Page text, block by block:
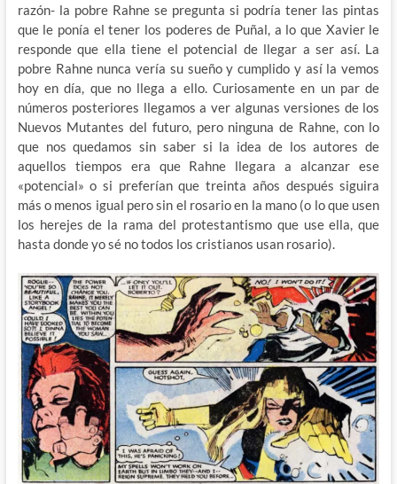
razón- la pobre Rahne se pregunta si podría tener las pintas
que le ponía el tener los poderes de Puñal, a lo que Xavier le
responde que ella tiene el potencial de llegar a ser así. La
pobre Rahne nunca vería su sueño y cumplido y así la vemos
hoy en día, que no llega a ello. Curiosamente en un par de
números posteriores llegamos a ver algunas versiones de los
Nuevos Mutantes del futuro, pero ninguna de Rahne, con lo
que nos quedamos sin saber si la idea de los autores de
aquellos tiempos era que Rahne llegara a alcanzar ese
«potencial» o si preferían que treinta años después siguira
más o menos igual pero sin el rosario en la mano (o lo que usen
los herejes de la rama del protestantismo que use ella, que
hasta donde yo sé no todos los cristianos usan rosario).